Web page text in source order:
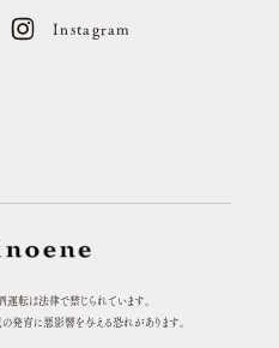
Instagram
運転は法律で禁じられています。
発育に悪影響を与える恐れがあります。